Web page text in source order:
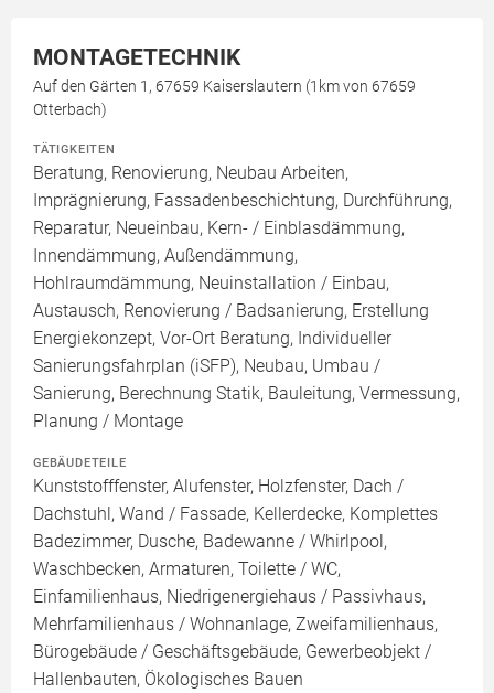
MONTAGETECHNIK
Auf den Gärten 1, 67659 Kaiserslautern (1km von 67659
Otterbach)
TÄTIGKEITEN
Beratung, Renovierung, Neubau Arbeiten,
Imprägnierung, Fassadenbeschichtung, Durchführung,
Reparatur, Neueinbau, Kern- / Einblasdämmung,
Innendämmung, Außendämmung,
Hohlraumdämmung, Neuinstallation / Einbau,
Austausch, Renovierung / Badsanierung, Erstellung
Energiekonzept, Vor-Ort Beratung, Individueller
Sanierungsfahrplan (iSFP), Neubau, Umbau /
Sanierung, Berechnung Statik, Bauleitung, Vermessung,
Planung / Montage
GEBÄUDETEILE
Kunststofffenster, Alufenster, Holzfenster, Dach /
Dachstuhl, Wand / Fassade, Kellerdecke, Komplettes
Badezimmer, Dusche, Badewanne / Whirlpool,
Waschbecken, Armaturen, Toilette / WC,
Einfamilienhaus, Niedrigenergiehaus / Passivhaus,
Mehrfamilienhaus / Wohnanlage, Zweifamilienhaus,
Bürogebäude / Geschäftsgebäude, Gewerbeobjekt /
Hallenbauten, Ökologisches Bauen